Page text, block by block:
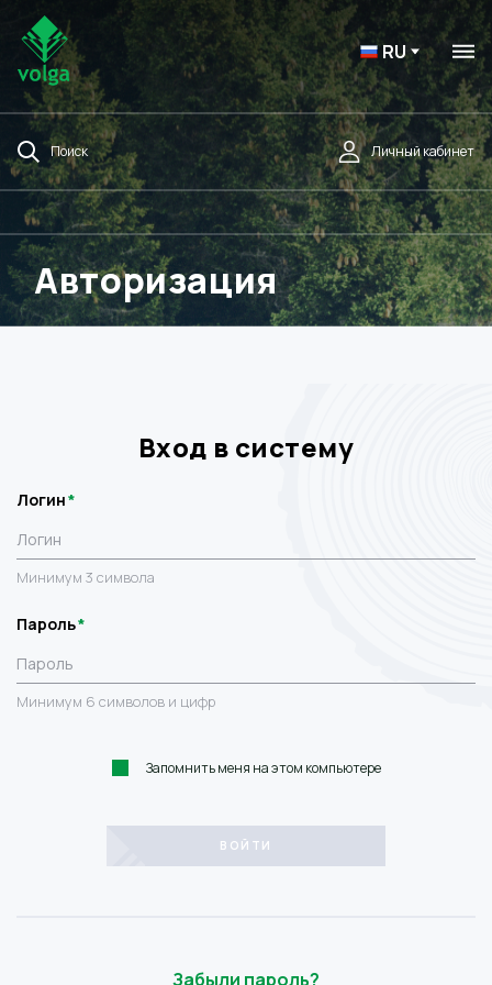
RU
Поиск Личный кабинет
Авторизация
Вход в систему
Логин
Минимум 3 символа
Пароль
Минимум 6 символов и цифр
Запомнить меня на этом компьютере
Забыли пароль?